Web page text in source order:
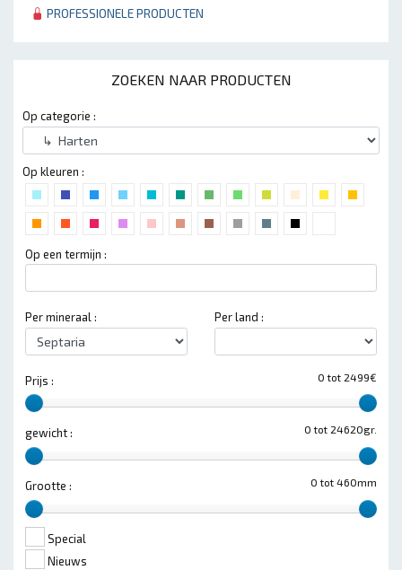
PROFESSIONELE PRODUCTEN
ZOEKEN NAAR PRODUCTEN
Op categorie :
Op kleuren :
Op een termijn :
Per mineraal : Per land :
0 tot 2499€
Prijs :
0 tot 24620gr.
gewicht :
0 tot 460mm
Grootte :
Special
Nieuws